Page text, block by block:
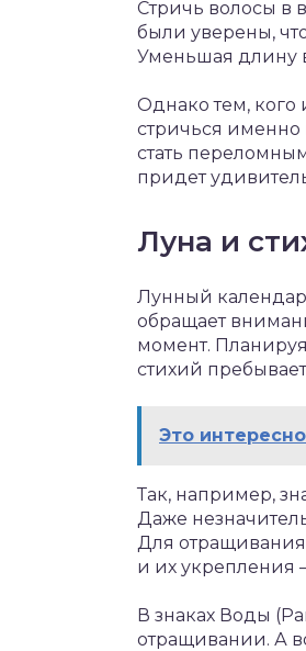
Стричь волосы в
были уверены,
Уменьшая длину
Однако тем, кого
стричься именно
стать
придет
Луна и
Лунный
обращает
момент.
стихий
Это
Так, например,
Даже
Для отращивания
и их укрепления
В знаках Воды
отращивании. А